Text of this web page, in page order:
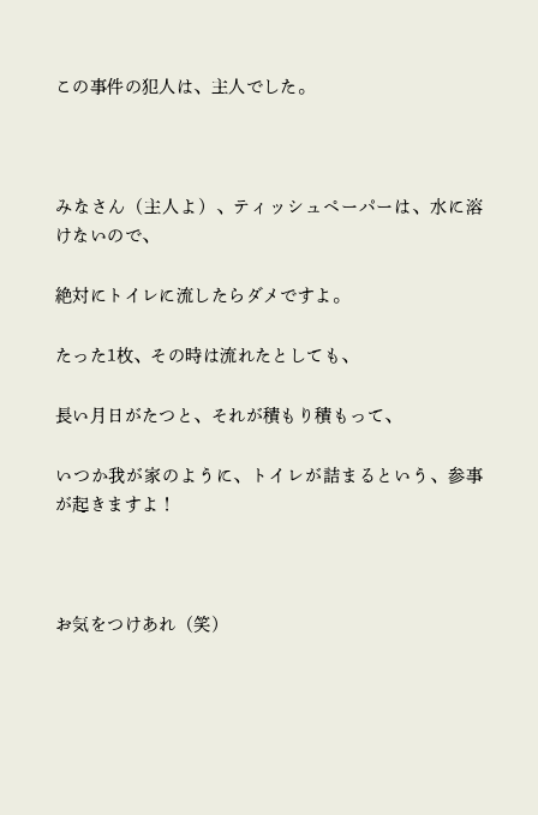
この事件の犯人は、主人でした。
みなさん（主人よ）、ティッシュペーパーは、水に溶
けないので、
絶対にトイレに流したらダメですよ。
たった1枚、その時は流れたとしても、
長い月日がたつと、それが積もり積もって、
いつか我が家のように、トイレが詰まるという、参事
が起きますよ！
お気をつけあれ（笑）